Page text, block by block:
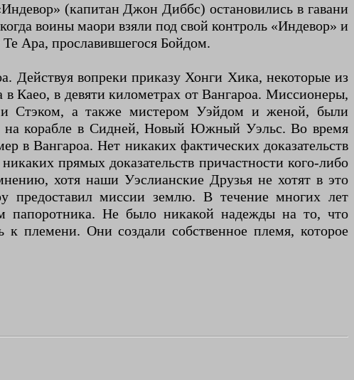
(капитан Джон Диббс) остановились в гавани
воины маори взяли под свой контроль «Индевор» и
Ара, прославившегося Бойдом.
Действуя вопреки приказу Хонги Хика, некоторые из
Каео, в девяти километрах от Вангароа. Миссионеры,
и Стэком, а также мистером Уэйдом и женой, были
на корабле в Сидней, Новый Южный Уэльс. Во время
в Вангароа. Нет никаких фактических доказательств
прямых доказательств причастности кого-либо
хотя наши Уэслианские Друзья не хотят в это
предоставил миссии землю. В течение многих лет
папоротника. Не было никакой надежды на то, что
племени. Они создали собственное племя, которое